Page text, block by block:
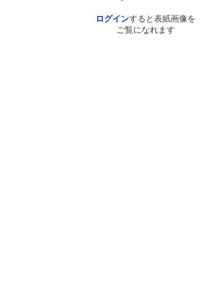
ログインすると表紙画像を
ご覧になれます